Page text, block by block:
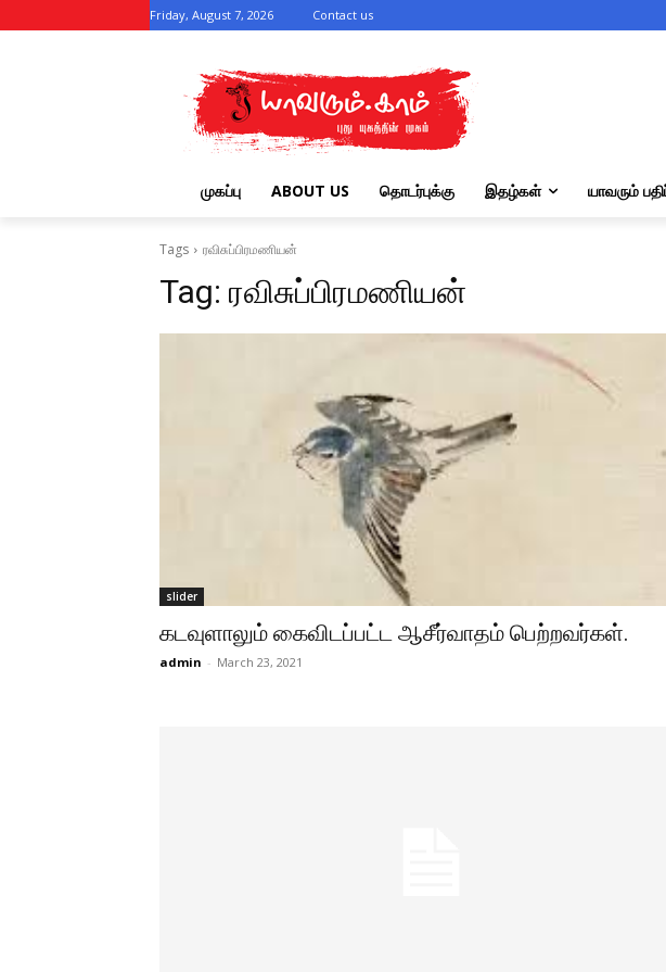
Friday, August 7, 2026 Contact us
முகப்பு ABOUT US தொடர்புக்கு இதழ்கள் யாவரும்
Tags ரவிசுப்பிரமணியன்
Tag: ரவிசுப்பிரமணியன்
slider
கடவுளாலும் கைவிடப்பட்ட ஆசீர்வாதம் பெற்றவர்கள்.
admin - March 23, 2021